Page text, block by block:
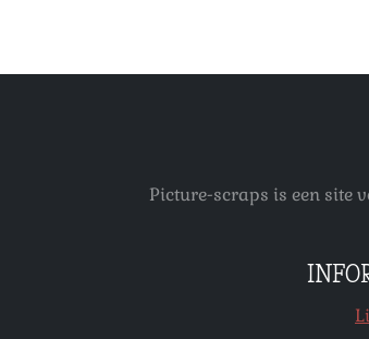
Picture-scraps is een site